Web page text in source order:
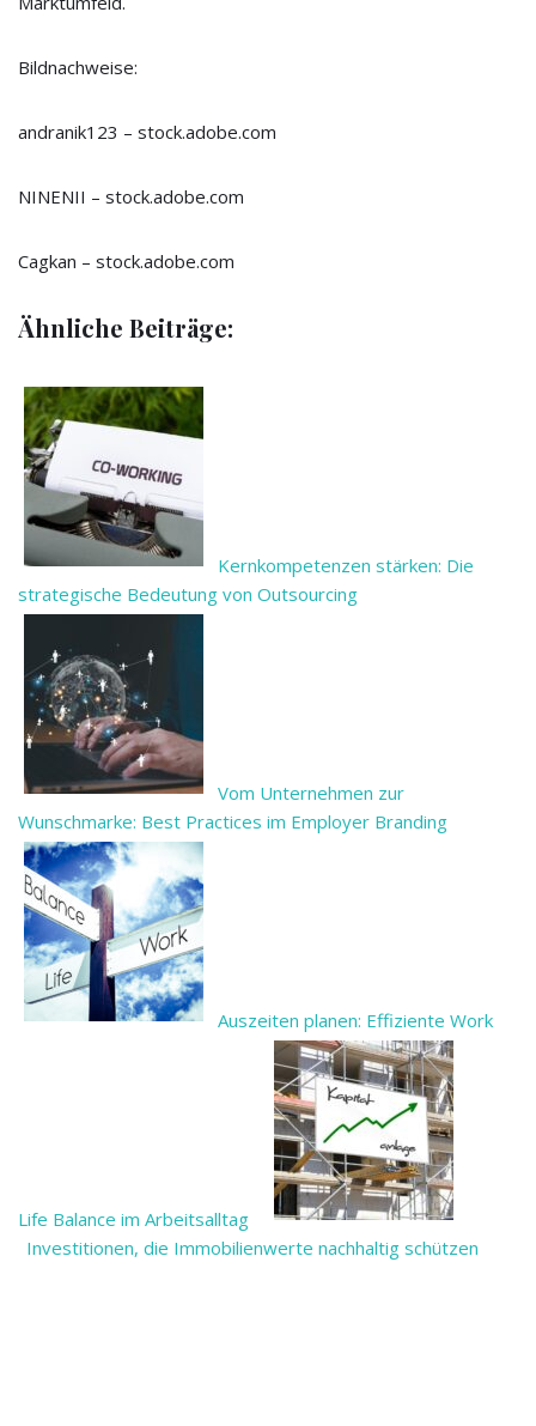
Bildnachweise:
andranik123 – stock.adobe.com
NINENII – stock.adobe.com
Cagkan – stock.adobe.com
Ähnliche Beiträge:
Kernkompetenzen stärken: Die
strategische Bedeutung von Outsourcing
Vom Unternehmen zur
Wunschmarke: Best Practices im Employer Branding
Auszeiten planen: Effiziente Work
Life Balance im Arbeitsalltag
Investitionen, die Immobilienwerte nachhaltig schützen